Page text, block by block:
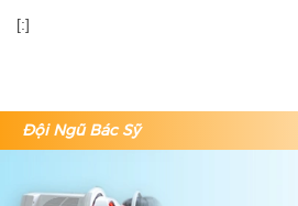
[:]
Đội Ngũ Bác Sỹ